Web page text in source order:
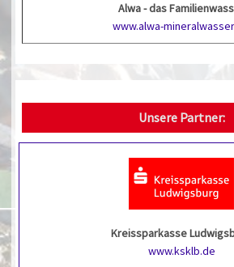
Alwa - das
www.alwa-
Unsere Partner:
Kreissparkasse
www.ksklb.de